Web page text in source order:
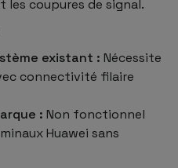
les coupures de signal.
existant : Nécessite
connectivité filaire
: Non fonctionnel
Huawei sans